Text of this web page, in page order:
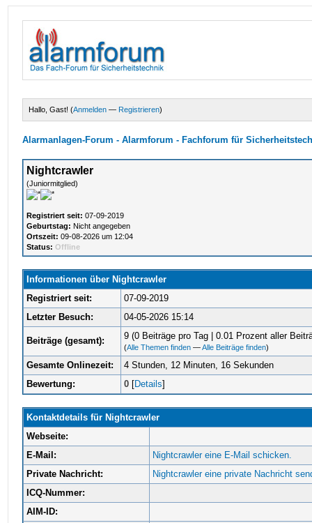
Hallo, Gast! (Anmelden — Registrieren)
Alarmanlagen-Forum - Alarmforum - Fachforum für
Nightcrawler
(Juniormitglied)
Registriert seit: 07-09-2019
Geburtstag: Nicht angegeben
Ortszeit: 09-08-2026 um 12:04
Status: Offline
Informationen über Nightcrawler
Registriert seit:
07-09-2019
Letzter Besuch:
04-05-2026 15:14
Beiträge (gesamt): 9 (0 Beiträge pro Tag | 0.01 Prozent aller
(Alle Themen finden —Alle Beiträge finden)
Gesamte Onlinezeit:
4 Stunden, 12 Minuten, 16 Sekunden
Bewertung:
0 [Details]
Kontaktdetails für Nightcrawler
Webseite:
E-Mail:
Nightcrawler eine E-Mail schicken.
Private Nachricht:
Nightcrawler eine private Nachricht
ICQ-Nummer:
AIM-ID: